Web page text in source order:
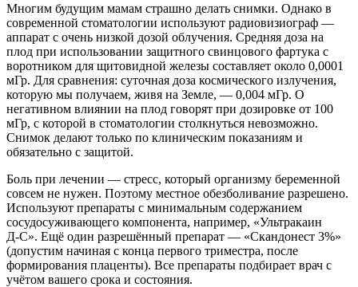
Многим будущим мамам страшно делать снимки. Однако в
современной стоматологии используют радиовизиограф —
аппарат с очень низкой дозой облучения. Средняя доза на
плод при использовании защитного свинцового фартука с
воротником для щитовидной железы составляет около 0,0001
мГр. Для сравнения: суточная доза космического излучения,
которую мы получаем, живя на Земле, — 0,004 мГр. О
негативном влиянии на плод говорят при дозировке от 100
мГр, с которой в стоматологии столкнуться невозможно.
Снимок делают только по клиническим показаниям и
обязательно с защитой.
Боль при лечении — стресс, который организму беременной
совсем не нужен. Поэтому местное обезболивание разрешено.
Используют препараты с минимальным содержанием
сосудосуживающего компонента, например, «Ультракаин
Д‑С». Ещё один разрешённый препарат — «Скандонест 3%»
(допустим начиная с конца первого триместра, после
формирования плаценты). Все препараты подбирает врач с
учётом вашего срока и состояния.